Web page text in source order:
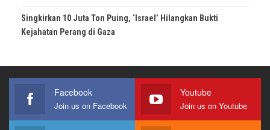
Singkirkan 10 Juta Ton Puing, ‘Israel’ Hilangkan Bukti
Kejahatan Perang di Gaza
Facebook
Join us on Facebook
Youtube
Join us on Youtube